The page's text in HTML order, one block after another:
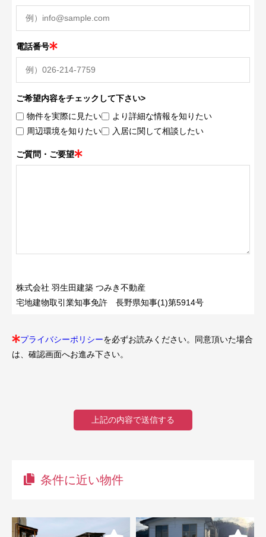
電話番号
ご希望内容をチェックして下さい>
物件を実際に見たい
より詳細な情報を知りたい
周辺環境を知りたい
入居に関して相談したい
ご質問・ご要望
株式会社 羽生田建築 つみき不動産
宅地建物取引業知事免許 長野県知事(1)第5914号
プライバシーポリシーを必ずお読みください。同意頂いた場合
は、確認画面へお進み下さい。
条件に近い物件